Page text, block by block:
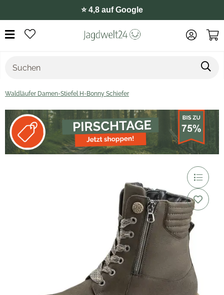
⭐️ 4,8 auf Google
Waldläufer Damen-Stiefel H-Bonny Schiefer